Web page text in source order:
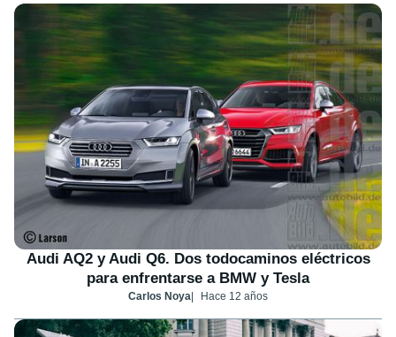
Audi AQ2 y Audi Q6. Dos todocaminos eléctricos
para enfrentarse a BMW y Tesla
Carlos Noya Hace 12 años